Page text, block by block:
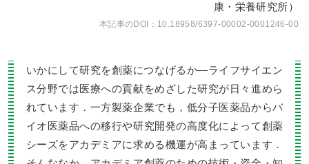
康・栄養研究所）
10.18958/6397-00002-0001246-00
いかにして研究を創薬につなげるか―ライフサイエン
ス分野では医療への貢献をめざした研究が日々進めら
れています．一方製薬企業でも，低分子医薬品からバ
イオ医薬品への移行や研究開発の高度化によって創薬
シーズをアカデミアに求める機運が高まっています．